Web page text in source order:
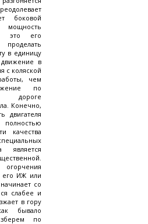
боковой
это его
в единицу
в
с коляской
чем
по
дороге
Конечно,
двигателя
качества
является
его ИЖ или
со
слабее и
в гору
бывало
по